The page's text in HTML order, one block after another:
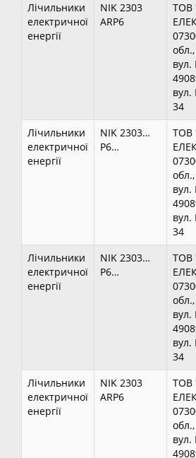
Лічильники
електричної
енергії
NIK 2303
ARP6
ТОВ
вул.
вул.
34
Лічильники
електричної
енергії
NIK 2303…
P6…
ТОВ
вул.
вул.
34
Лічильники
електричної
енергії
NIK 2303…
P6…
ТОВ
вул.
вул.
34
Лічильники
електричної
енергії
NIK 2303
ARP6
ТОВ
вул.